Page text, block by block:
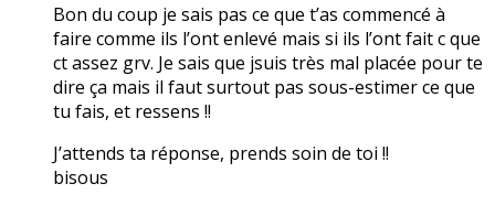
Bon du coup je sais pas ce que t’as commencé à
faire comme ils l’ont enlevé mais si ils l’ont fait c que
ct assez grv. Je sais que jsuis très mal placée pour te
dire ça mais il faut surtout pas sous-estimer ce que
tu fais, et ressens !!
J’attends ta réponse, prends soin de toi !!
bisous